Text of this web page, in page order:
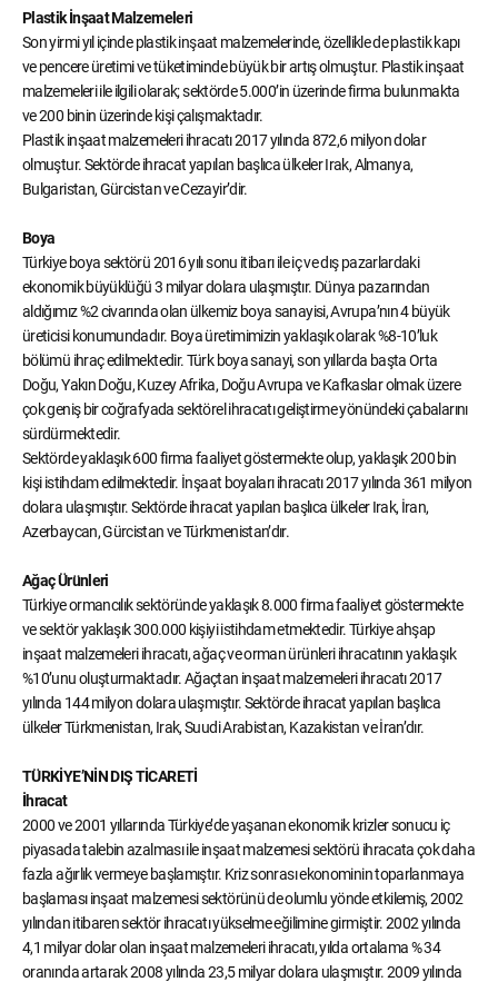
Plastik İnşaat Malzemeleri
Son yirmi yıl içinde plastik inşaat malzemelerinde, özellikle de plastik kapı
ve pencere üretimi ve tüketiminde büyük bir artış olmuştur. Plastik inşaat
malzemeleri ile ilgili olarak; sektörde 5.000’in üzerinde firma bulunmakta
ve 200 binin üzerinde kişi çalışmaktadır.
Plastik inşaat malzemeleri ihracatı 2017 yılında 872,6 milyon dolar
olmuştur. Sektörde ihracat yapılan başlıca ülkeler Irak, Almanya,
Bulgaristan, Gürcistan ve Cezayir’dir.
Boya
Türkiye boya sektörü 2016 yılı sonu itibarı ile iç ve dış pazarlardaki
ekonomik büyüklüğü 3 milyar dolara ulaşmıştır. Dünya pazarından
aldığımız %2 civarında olan ülkemiz boya sanayisi, Avrupa’nın 4 büyük
üreticisi konumundadır. Boya üretimimizin yaklaşık olarak %8-10’luk
bölümü ihraç edilmektedir. Türk boya sanayi, son yıllarda başta Orta
Doğu, Yakın Doğu, Kuzey Afrika, Doğu Avrupa ve Kafkaslar olmak üzere
çok geniş bir coğrafyada sektörel ihracatı geliştirme yönündeki çabalarını
sürdürmektedir.
Sektörde yaklaşık 600 firma faaliyet göstermekte olup, yaklaşık 200 bin
kişi istihdam edilmektedir. İnşaat boyaları ihracatı 2017 yılında 361 milyon
dolara ulaşmıştır. Sektörde ihracat yapılan başlıca ülkeler Irak, İran,
Azerbaycan, Gürcistan ve Türkmenistan’dır.
Ağaç Ürünleri
Türkiye ormancılık sektöründe yaklaşık 8.000 firma faaliyet göstermekte
ve sektör yaklaşık 300.000 kişiyi istihdam etmektedir. Türkiye ahşap
inşaat malzemeleri ihracatı, ağaç ve orman ürünleri ihracatının yaklaşık
%10’unu oluşturmaktadır. Ağaçtan inşaat malzemeleri ihracatı 2017
yılında 144 milyon dolara ulaşmıştır. Sektörde ihracat yapılan başlıca
ülkeler Türkmenistan, Irak, Suudi Arabistan, Kazakistan ve İran’dır.
TÜRKİYE’NİN DIŞ TİCARETİ
İhracat
2000 ve 2001 yıllarında Türkiye’de yaşanan ekonomik krizler sonucu iç
piyasada talebin azalması ile inşaat malzemesi sektörü ihracata çok daha
fazla ağırlık vermeye başlamıştır. Kriz sonrası ekonominin toparlanmaya
başlaması inşaat malzemesi sektörünü de olumlu yönde etkilemiş, 2002
yılından itibaren sektör ihracatı yükselme eğilimine girmiştir. 2002 yılında
4,1 milyar dolar olan inşaat malzemeleri ihracatı, yılda ortalama % 34
oranında artarak 2008 yılında 23,5 milyar dolara ulaşmıştır. 2009 yılında